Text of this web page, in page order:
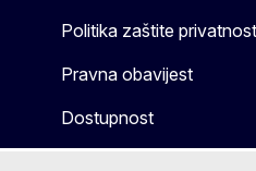
Politika zaštite
Pravna obavijest
Dostupnost